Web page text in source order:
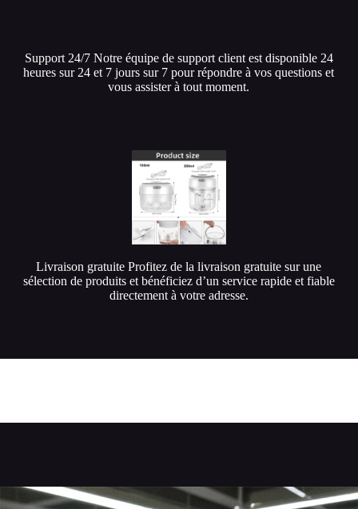
Support 24/7 Notre équipe de support client est disponible 24
heures sur 24 et 7 jours sur 7 pour répondre à vos questions et
vous assister à tout moment.
Livraison gratuite Profitez de la livraison gratuite sur une
sélection de produits et bénéficiez d’un service rapide et fiable
directement à votre adresse.